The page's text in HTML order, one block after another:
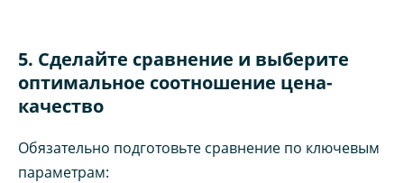
5. Сделайте сравнение и выберите
оптимальное соотношение цена-
качество
Обязательно подготовьте сравнение по ключевым
параметрам: